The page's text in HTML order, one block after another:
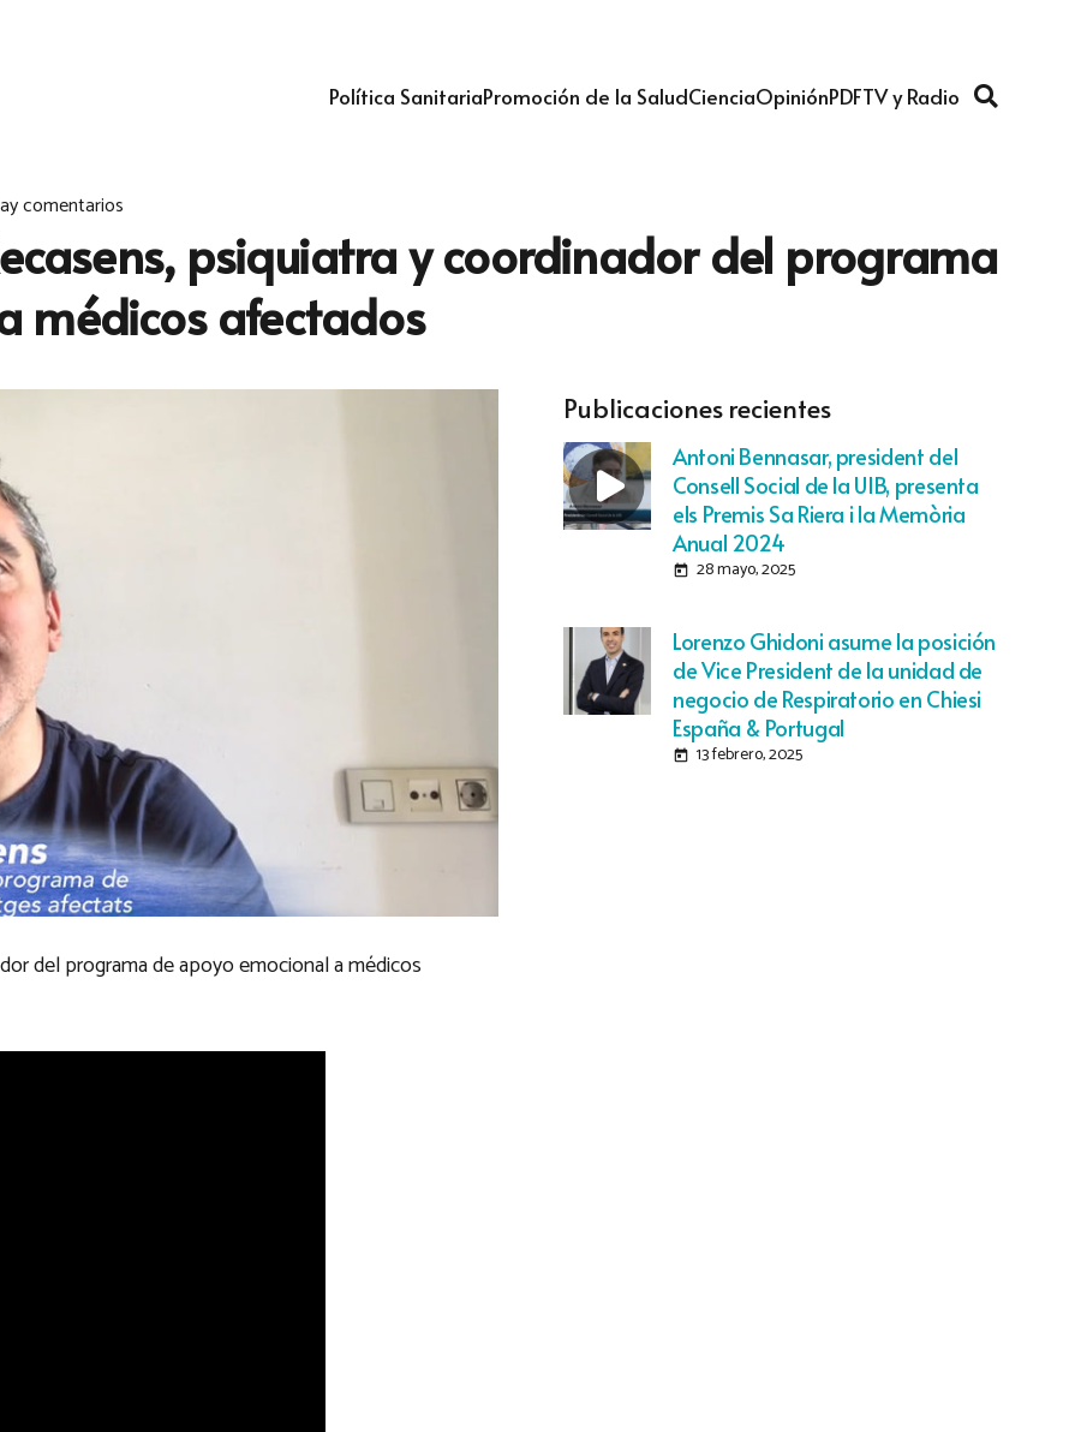
Política SanitariaPromoción de la SaludCienciaOpiniónPDFTV y Radio
comentarios
psiquiatra y coordinador del programa
médicos afectados
del programa de apoyo emocional a médicos
Publicaciones recientes
Antoni Bennasar, president del
Consell Social de la UIB, presenta
els Premis Sa Riera i la Memòria
Anual 2024
today 28 mayo, 2025
Lorenzo Ghidoni asume la posición
de Vice President de la unidad de
negocio de Respiratorio en Chiesi
España & Portugal
today 13 febrero, 2025